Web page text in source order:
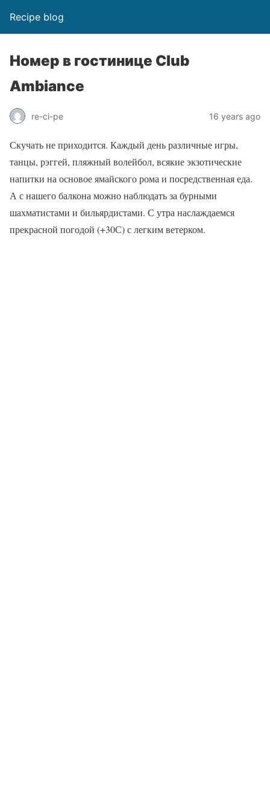
Recipe blog
Номер в гостинице Club
Ambiance
re-ci-pe 16 years ago
Скучать не приходится. Каждый день различные игры,
танцы, рэггей, пляжный волейбол, всякие экзотические
напитки на основое ямайского рома и посредственная еда.
А с нашего балкона можно наблюдать за бурными
шахматистами и бильярдистами. С утра наслаждаемся
прекрасной погодой (+30С) с легким ветерком.